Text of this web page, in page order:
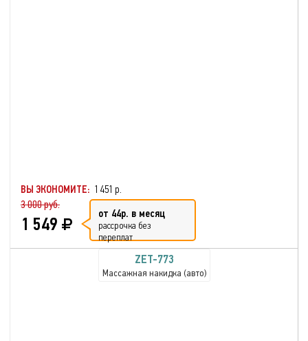
ВЫ ЭКОНОМИТЕ: 1 451 р.
3 000 руб.
1 549 от 44р. в месяц
рассрочка без
переплат
ZET-773
Массажная накидка (авто)